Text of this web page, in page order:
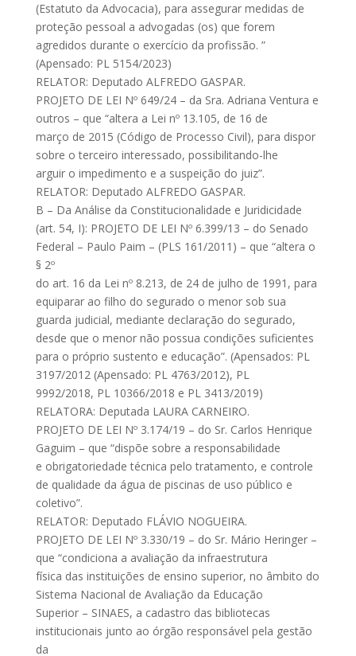
(Estatuto da Advocacia), para assegurar medidas de
proteção pessoal a advogadas (os) que forem
agredidos durante o exercício da profissão. ”
(Apensado: PL 5154/2023)
RELATOR: Deputado ALFREDO GASPAR.
PROJETO DE LEI Nº 649/24 – da Sra. Adriana Ventura e
outros – que “altera a Lei nº 13.105, de 16 de
março de 2015 (Código de Processo Civil), para dispor
sobre o terceiro interessado, possibilitando-lhe
arguir o impedimento e a suspeição do juiz”.
RELATOR: Deputado ALFREDO GASPAR.
B – Da Análise da Constitucionalidade e Juridicidade
(art. 54, I): PROJETO DE LEI Nº 6.399/13 – do Senado
Federal – Paulo Paim – (PLS 161/2011) – que “altera o
§ 2º
do art. 16 da Lei nº 8.213, de 24 de julho de 1991, para
equiparar ao filho do segurado o menor sob sua
guarda judicial, mediante declaração do segurado,
desde que o menor não possua condições suficientes
para o próprio sustento e educação”. (Apensados: PL
3197/2012 (Apensado: PL 4763/2012), PL
9992/2018, PL 10366/2018 e PL 3413/2019)
RELATORA: Deputada LAURA CARNEIRO.
PROJETO DE LEI Nº 3.174/19 – do Sr. Carlos Henrique
Gaguim – que “dispõe sobre a responsabilidade
e obrigatoriedade técnica pelo tratamento, e controle
de qualidade da água de piscinas de uso público e
coletivo”.
RELATOR: Deputado FLÁVIO NOGUEIRA.
PROJETO DE LEI Nº 3.330/19 – do Sr. Mário Heringer –
que “condiciona a avaliação da infraestrutura
física das instituições de ensino superior, no âmbito do
Sistema Nacional de Avaliação da Educação
Superior – SINAES, a cadastro das bibliotecas
institucionais junto ao órgão responsável pela gestão
da